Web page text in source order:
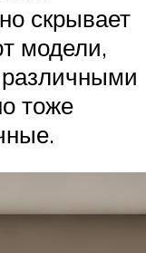
скрывает
модели,
тоже